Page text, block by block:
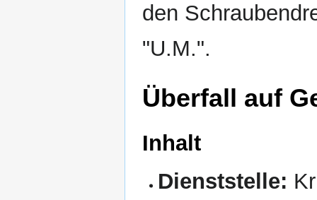
den
"U.M.".
Überfall auf
Inhalt
Dienststelle: